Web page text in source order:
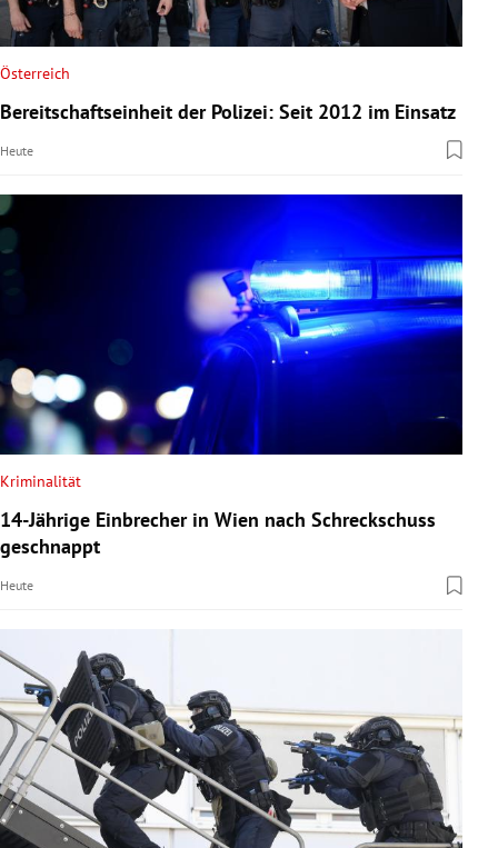
Österreich
Bereitschaftseinheit der Polizei: Seit 2012 im Einsatz
Heute
Kriminalität
14-Jährige Einbrecher in Wien nach Schreckschuss
geschnappt
Heute